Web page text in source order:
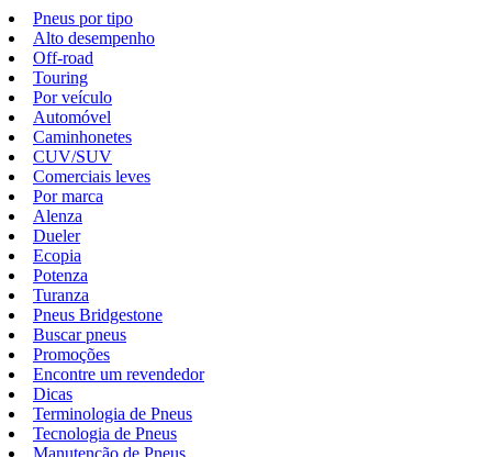
Pneus por tipo
Alto desempenho
Off-road
Touring
Por veículo
Automóvel
Caminhonetes
CUV/SUV
Comerciais leves
Por marca
Alenza
Dueler
Ecopia
Potenza
Turanza
Pneus Bridgestone
Buscar pneus
Promoções
Encontre um revendedor
Dicas
Terminologia de Pneus
Tecnologia de Pneus
Manutenção de Pneus